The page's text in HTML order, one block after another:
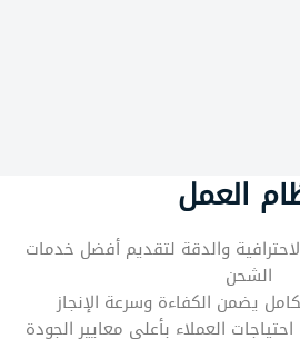
العمل
والدقة لتقديم أفضل خدمات
الشحن
يضمن الكفاءة وسرعة الإنجاز
العملاء بأعلى معايير الجودة